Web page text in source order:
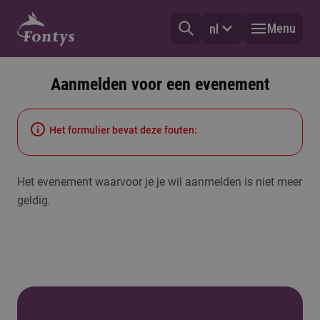
nl Menu
Aanmelden voor een evenement
Het formulier bevat deze fouten:
Het evenement waarvoor je je wil aanmelden is niet meer
geldig.